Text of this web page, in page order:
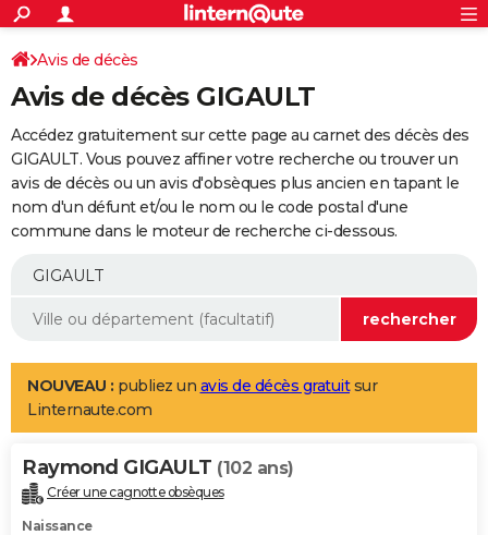
ACTUALITÉS
Politique
Société
Faits Divers
Education
Monde
Villes
+
SPORT
Coupe du monde 2026
Football
Tennis
Cyclisme
Rugby
Forum
Programme TV
TNT
Streaming
Cinéma
Sorties cinéma
Musique
+
FINANCE
Retraite
Epargne
Immobilier
Risques naturels par ville
Banque
Assurance
AUTO
Essais
Réserver un essai
Citadines
Berlines
SUV
Forum auto
+
Mobiles
Meilleur smartphone
Internet
Ordinateurs
Jeux vidéo
Guide high-tech
Aménagement intérieur
LIFESTYLE
Art de vivre
Bien-être
Loisirs
Mode
Modes de vie
Alimentation
Guide de la santé
Maladies
Médicaments
Sommeil
VOYAGE
Destinations
City break
Voyage nature
Voyage de noces
Forum
Climat
+PHOTO
Avis de décès
Avis de décès GIGAULT
Accédez gratuitement sur cette page au carnet des décès des
GIGAULT. Vous pouvez affiner votre recherche ou trouver un
avis de décès ou un avis d'obsèques plus ancien en tapant le
nom d'un défunt et/ou le nom ou le code postal d'une
commune dans le moteur de recherche ci-dessous.
NOUVEAU : publiez un avis de décès gratuitsur
Linternaute.com
Raymond GIGAULT (102 ans)
Créer une cagnotte obsèques
Naissance